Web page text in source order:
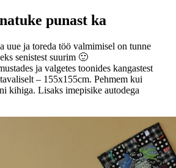
punast ka
uue ja toreda töö valmimisel on tunne
senistest suurim 🙂
ja valgetes toonides kangastest
– 155x155cm. Pehmem kui
kihiga. Lisaks imepisike autodega